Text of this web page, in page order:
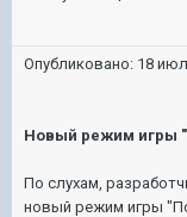
Опубликовано: 18
Новый режим игры
По слухам,
новый режим игры